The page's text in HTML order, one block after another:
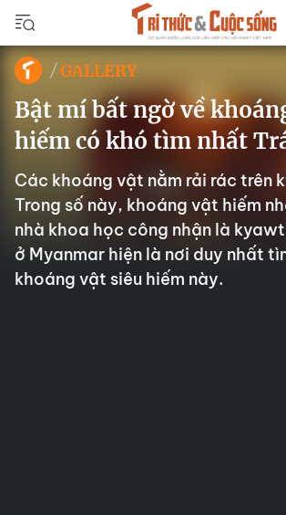
GALLERY
Bật mí bất ngờ về
hiếm có khó tìm nhất
Các khoáng vật nằm rải rác trên
Trong số này, khoáng vật hiếm
nhà khoa học công nhận là
ở Myanmar hiện là nơi duy nhất
khoáng vật siêu hiếm này.